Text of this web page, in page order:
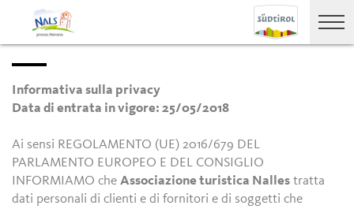
Informativa sulla privacy
Data di entrata in vigore: 25/05/2018
Ai sensi REGOLAMENTO (UE) 2016/679 DEL
PARLAMENTO EUROPEO E DEL CONSIGLIO
INFORMIAMO cheAssociazione turistica Nalles tratta
dati personali di clienti e di fornitori e di soggetti che